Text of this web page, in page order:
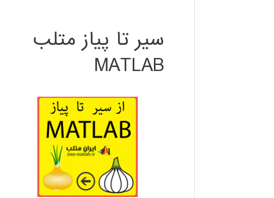
سیر تا پیاز متلب
MATLAB